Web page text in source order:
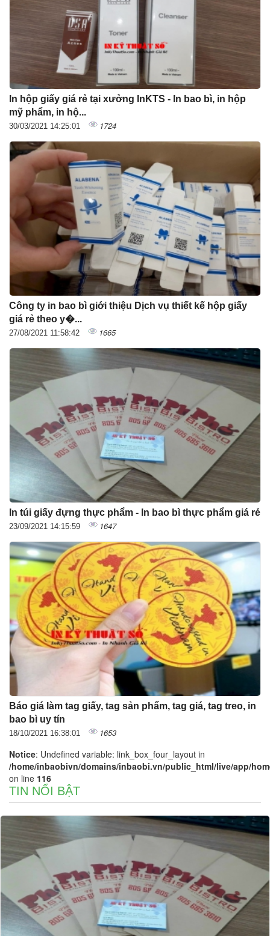
In hộp giấy giá rẻ tại xưởng InKTS - In bao bì, in hộp
mỹ phẩm, in hộ...
30/03/2021 14:25:01 1724
Công ty in bao bì giới thiệu Dịch vụ thiết kế hộp giấy
giá rẻ theo y�...
27/08/2021 11:58:42 1665
In túi giấy đựng thực phẩm - In bao bì thực phẩm giá rẻ
23/09/2021 14:15:59 1647
Báo giá làm tag giấy, tag sản phẩm, tag giá, tag treo, in
bao bì uy tín
18/10/2021 16:38:01 1653
Notice: Undefined variable: link_box_four_layout in
/home/inbaobivn/domains/inbaobi.vn/public_html/live/app/
on line 116
TIN NỔI BẬT